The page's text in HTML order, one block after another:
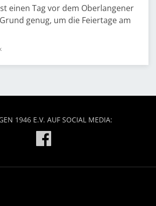
einen Tag vor dem Oberlangener
genug, um die Feiertage am
1946 E.V. AUF SOCIAL MEDIA: